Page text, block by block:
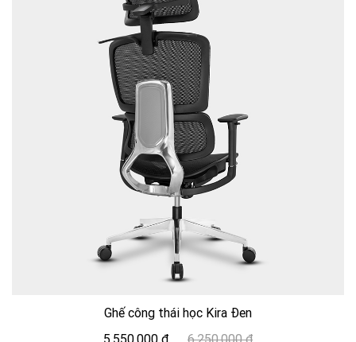
Ghế công thái học Kira Đen
5,550,000 đ
6,250,000 đ